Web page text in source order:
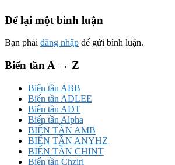
Để lại một bình luận
Bạn phải đăng nhập để gửi bình luận.
Biến tần A → Z
Biến tần ABB
Biến tần ADLEE
Biến tần ADT
Biến tần Alpha
BIẾN TẦN AMB
BIẾN TẦN ANYHZ
BIẾN TẦN CHINT
Biến tần Chziri